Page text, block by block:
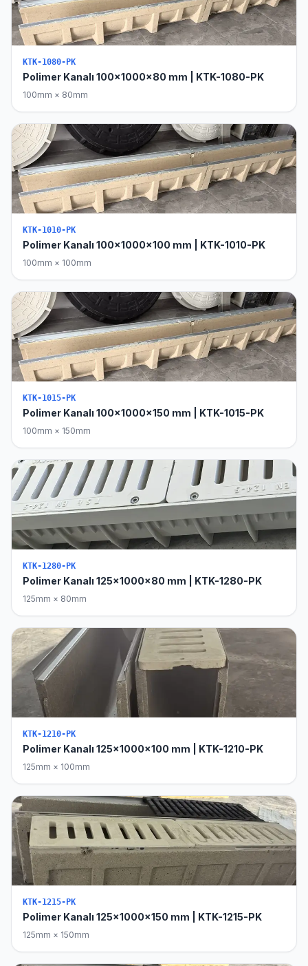
KTK-1080-PK
Polimer Kanalı 100x1000x80 mm | KTK-1080-PK
100mm × 80mm
KTK-1010-PK
Polimer Kanalı 100x1000x100 mm | KTK-1010-PK
100mm × 100mm
KTK-1015-PK
Polimer Kanalı 100x1000x150 mm | KTK-1015-PK
100mm × 150mm
KTK-1280-PK
Polimer Kanalı 125x1000x80 mm | KTK-1280-PK
125mm × 80mm
KTK-1210-PK
Polimer Kanalı 125x1000x100 mm | KTK-1210-PK
125mm × 100mm
KTK-1215-PK
Polimer Kanalı 125x1000x150 mm | KTK-1215-PK
125mm × 150mm